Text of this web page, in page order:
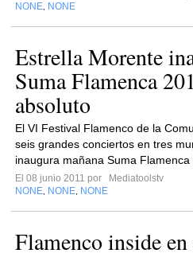
NONE NONE
Estrella Morente
Suma Flamenca
absoluto
El VI Festival Flamenco de la
seis grandes conciertos en tres
inaugura mañana Suma Flamenca
El 08 junio 2011 por
Mediatoolstv
NONE NONE NONE
Flamenco inside